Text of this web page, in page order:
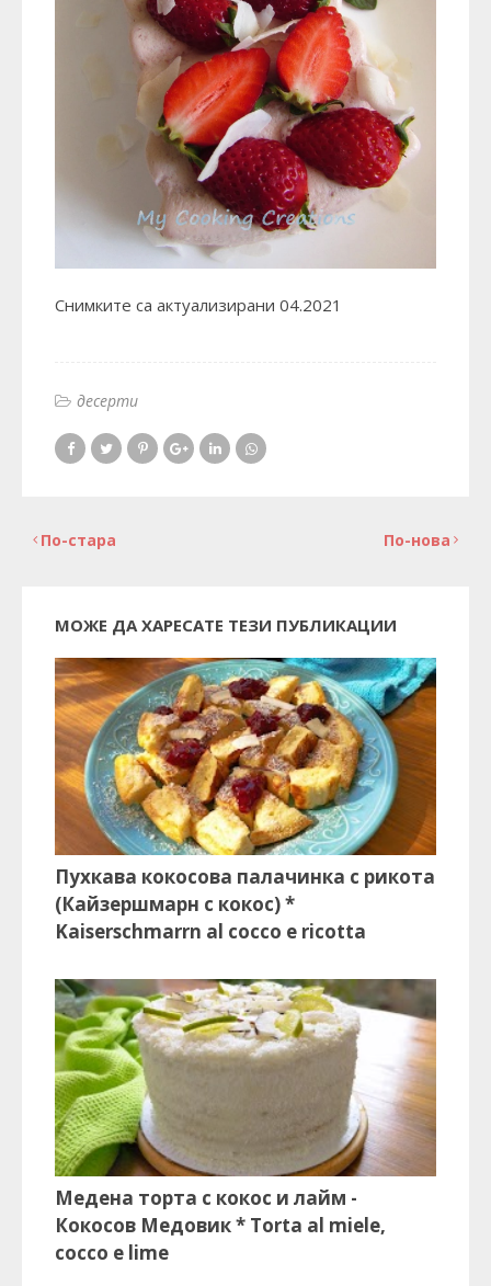
Снимките са актуализирани 04.2021
десерти
По-нова
По-стара
МОЖЕ ДА ХАРЕСАТЕ ТЕЗИ ПУБЛИКАЦИИ
Пухкава кокосова палачинка с рикота
(Кайзершмарн с кокос) *
Kaiserschmarrn al cocco e ricotta
Медена торта с кокос и лайм -
Кокосов Медовик * Torta al miele,
cocco e lime